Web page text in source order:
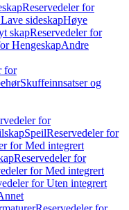
Reservedeler for
sideskapHøye
skapReservedeler for
HengeskapAndre
for
Skuffeinnsatser og
for
SpeilReservedeler for
for Med integrert
Reservedeler for
for Med integrert
for Uten integrert